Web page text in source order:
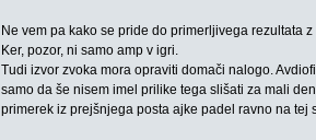
Ne vem pa kako se pride do primerljivega rezultata
Ker, pozor, ni samo amp v igri.
Tudi izvor zvoka mora opraviti domači nalogo.
samo da še nisem imel prilike tega slišati za mali
primerek iz prejšnjega posta ajke padel ravno na tej